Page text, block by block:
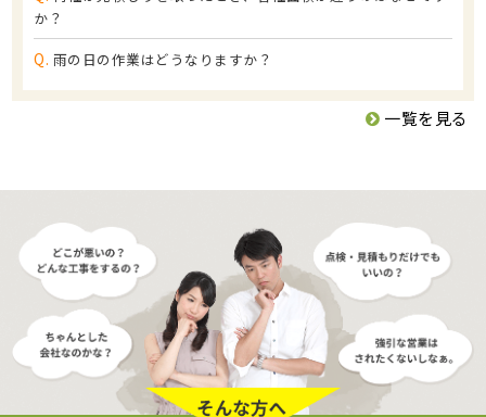
か？
Q. 雨の日の作業はどうなりますか？
一覧を見る